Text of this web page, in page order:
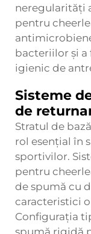
neregularități
pentru
bacteriilor și
igienic de
Sisteme
de
Stratul de
rol esențial în
sportivilor.
pentru
de spumă cu
caracteristici
Configurația
spumă rigidă